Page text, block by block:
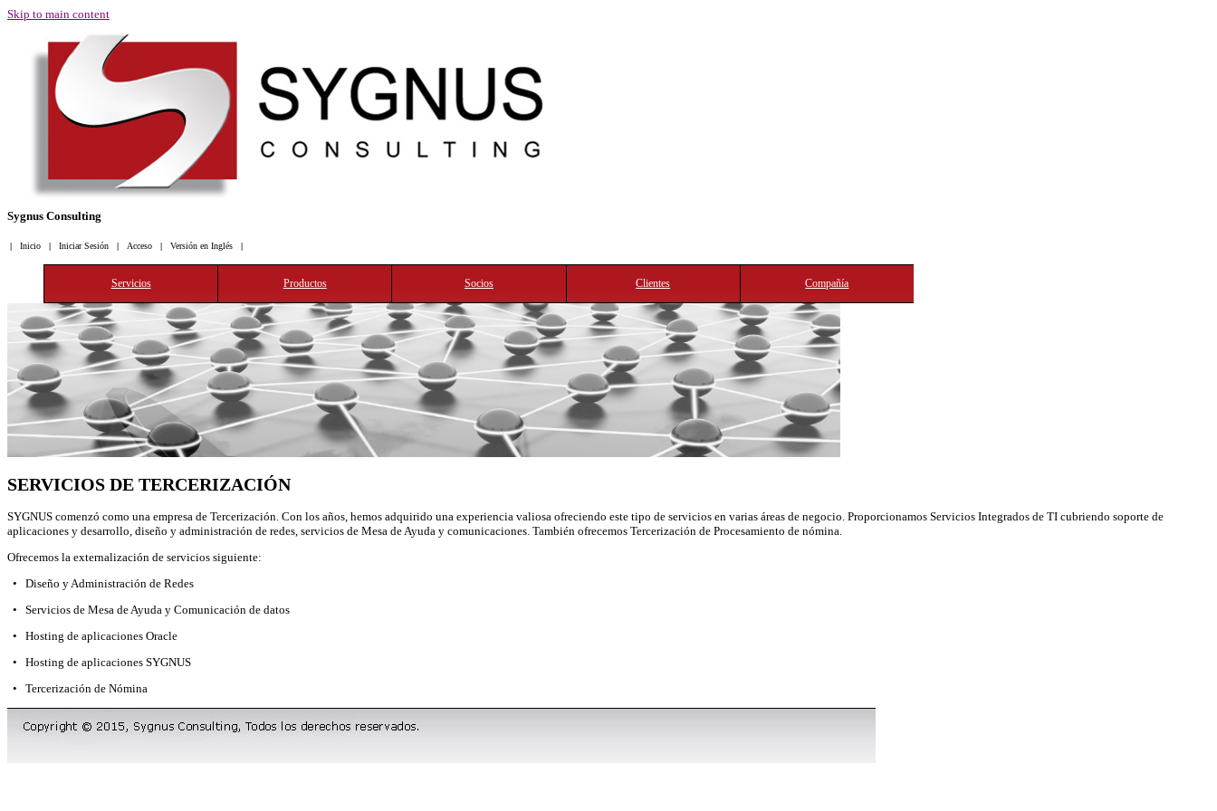
Skip to main content
Sygnus Consulting
| Inicio | Iniciar Sesión | Acceso | Versión en Inglés |
Servicios Productos Socios Clientes Compañía
SERVICIOS DE TERCERIZACIÓN
SYGNUS comenzó como una empresa de Tercerización. Con los años, hemos adquirido una experiencia valiosa ofreciendo este tipo de servicios en varias áreas de negocio. Proporcionamos Servicios Integrados de TI cubriendo soporte de
aplicaciones y desarrollo, diseño y administración de redes, servicios de Mesa de Ayuda y comunicaciones. También ofrecemos Tercerización de Procesamiento de nómina.
Ofrecemos la externalización de servicios siguiente:
• Diseño y Administración de Redes
• Servicios de Mesa de Ayuda y Comunicación de datos
• Hosting de aplicaciones Oracle
• Hosting de aplicaciones SYGNUS
• Tercerización de Nómina